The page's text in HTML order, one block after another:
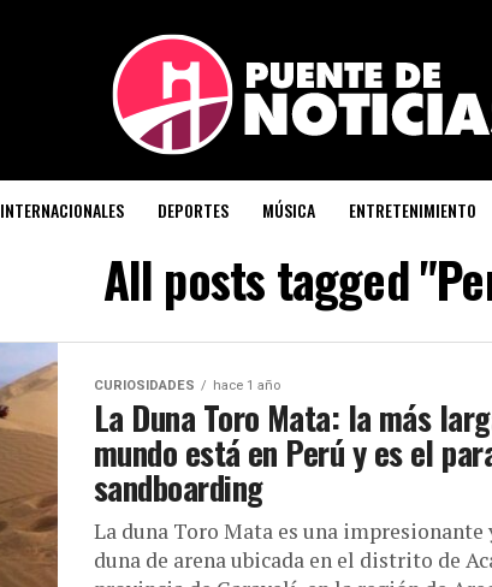
INTERNACIONALES DEPORTES MÚSICA ENTRETENIMIENTO
All posts tagged
CURIOSIDADES hace 1 año
La Duna Toro Mata: la más
mundo está en Perú y es el
sandboarding
La duna Toro Mata es una impresionante
duna de arena ubicada en el distrito de